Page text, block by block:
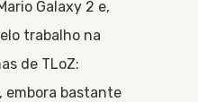
Galaxy 2 e,
trabalho na
de TLoZ:
embora bastante